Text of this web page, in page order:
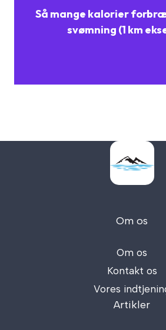
Så mange kalorier
svømning (1 km
Om os
Om os
Kontakt os
Vores
Artikler